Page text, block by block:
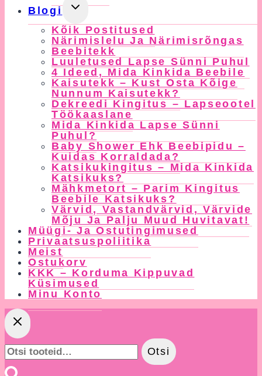
Blogi
Toggle
Child
Menu
Kõik Postitused
Närimislelu Ja Närimisrõngas
Beebitekk
Luuletused Lapse Sünni Puhul
4 Ideed, Mida Kinkida Beebile
Kaisutekk – Kust Osta Kõige
Nunnum Kaisutekk?
Dekreedi Kingitus – Lapseootel
Töökaaslane
Mida Kinkida Lapse Sünni
Puhul?
Baby Shower Ehk Beebipidu –
Kuidas Korraldada?
Katsikukingitus – Mida Kinkida
Katsikuks?
Mähkmetort – Parim Kingitus
Beebile Katsikuks?
Värvid, Vastandvärvid, Värvide
Mõju Ja Palju Muud Huvitavat!
Müügi- Ja Ostutingimused
Privaatsuspoliitika
Meist
Ostukorv
KKK – Korduma Kippuvad
Küsimused
Minu Konto
Otsi:
Otsi